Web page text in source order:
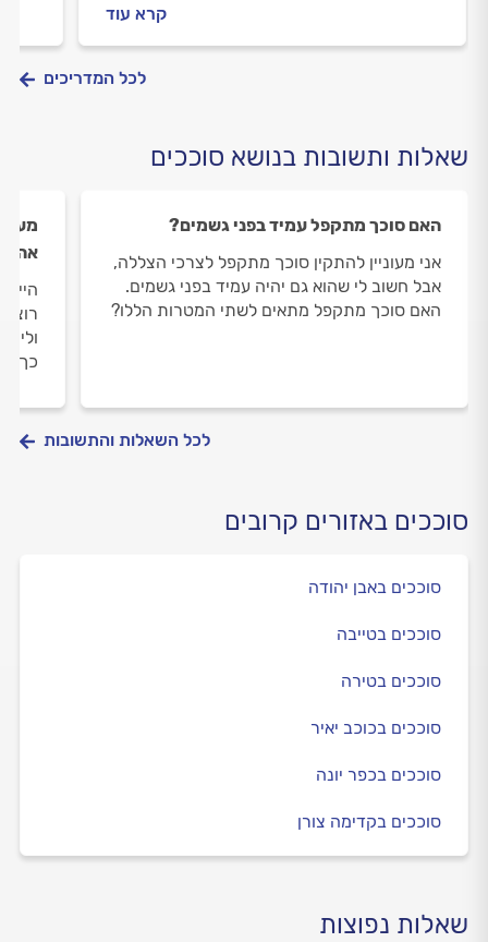
קרא עוד
לכל המדריכים
שאלות ותשובות בנושא סוככים
האם סוכך מתקפל עמיד בפני גשמים?
אני מעוניין להתקין סוכך מתקפל לצרכי הצללה,
אבל חשוב לי שהוא גם יהיה עמיד בפני גשמים.
האם סוכך מתקפל מתאים לשתי המטרות הללו?
כך
לכל השאלות והתשובות
סוככים באזורים קרובים
סוככים באבן יהודה
סוככים בטייבה
סוככים בטירה
סוככים בכוכב יאיר
סוככים בכפר יונה
סוככים בקדימה צורן
שאלות נפוצות